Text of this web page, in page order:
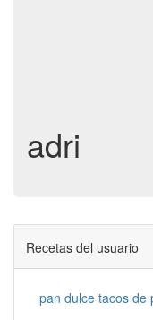
adri
Recetas del usuario
pan dulce tacos de